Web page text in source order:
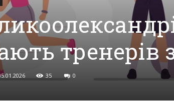
Херсон,
Херсонські
тренерів
35 0